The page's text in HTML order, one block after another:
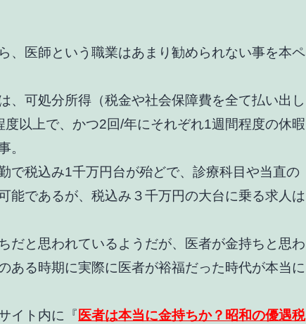
、医師という職業はあまり勧められない事を本ペ
、可処分所得（税金や社会保障費を全て払い出し
度以上で、かつ2回/年にそれぞれ1週間程度の休暇
。
で税込み1千万円台が殆どで、診療科目や当直の
能であるが、税込み３千万円の大台に乗る求人は
だと思われているようだが、医者が金持ちと思わ
ある時期に実際に医者が裕福だった時代が本当に
イト内に『 医者は本当に金持ちか？昭和の優遇税